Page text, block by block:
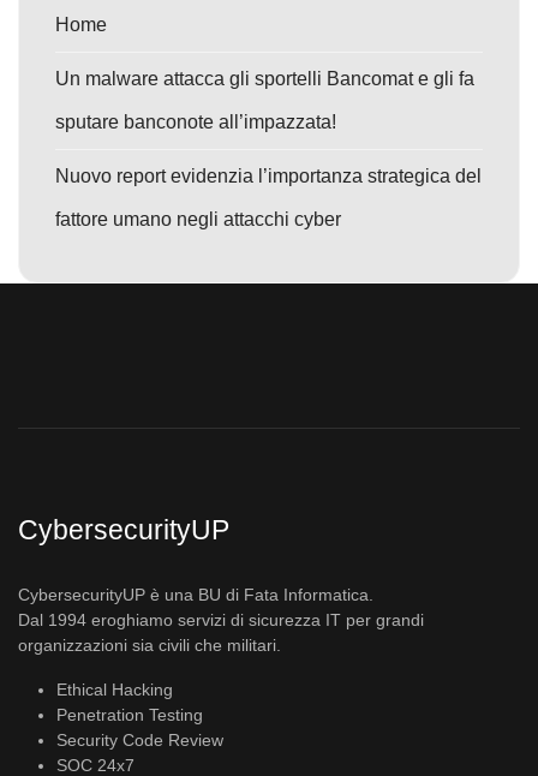
Home
Un malware attacca gli sportelli Bancomat e gli fa
sputare banconote all’impazzata!
Nuovo report evidenzia l’importanza strategica del
fattore umano negli attacchi cyber
CybersecurityUP
CybersecurityUP è una BU di Fata Informatica.
Dal 1994 eroghiamo servizi di sicurezza IT per grandi
organizzazioni sia civili che militari.
Ethical Hacking
Penetration Testing
Security Code Review
SOC 24x7